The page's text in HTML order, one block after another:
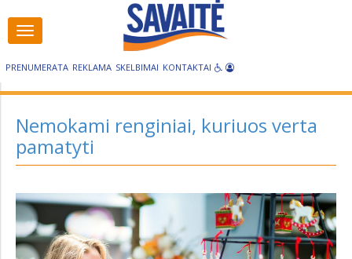
PRENUMERATA REKLAMA SKELBIMAI KONTAKTAI
Visos
kategorijos
Nemokami renginiai, kuriuos verta
pamatyti
Visos
kategorijos